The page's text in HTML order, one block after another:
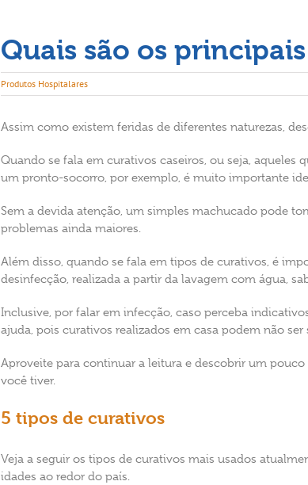
Quais são os
Produtos Hospitalares
Assim como existem feridas de diferentes naturezas,
Quando se fala em curativos caseiros, ou seja,
um pronto-socorro, por exemplo, é muito importante
Sem a devida atenção, um simples machucado pode
problemas ainda maiores.
Além disso, quando se fala em tipos de curativos, é
desinfecção, realizada a partir da lavagem com água,
Inclusive, por falar em infecção, caso perceba
ajuda, pois curativos realizados em casa podem não ser
Aproveite para continuar a leitura e descobrir um
você tiver.
5 tipos de curativos
Veja a seguir os tipos de curativos mais usados
idades ao redor do país.